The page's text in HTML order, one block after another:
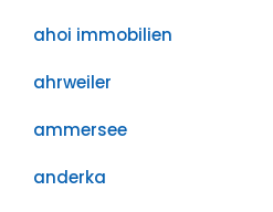
ahoi immobilien
ahrweiler
ammersee
anderka